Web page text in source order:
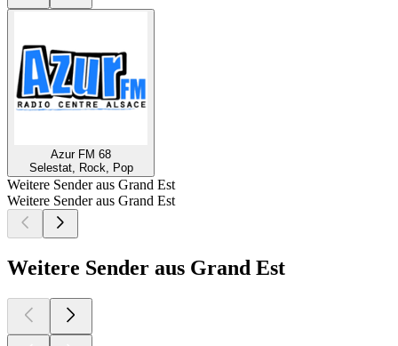
Azur FM 68
Selestat, Rock, Pop
Weitere Sender aus Grand Est
Weitere Sender aus Grand Est
Weitere Sender aus Grand Est